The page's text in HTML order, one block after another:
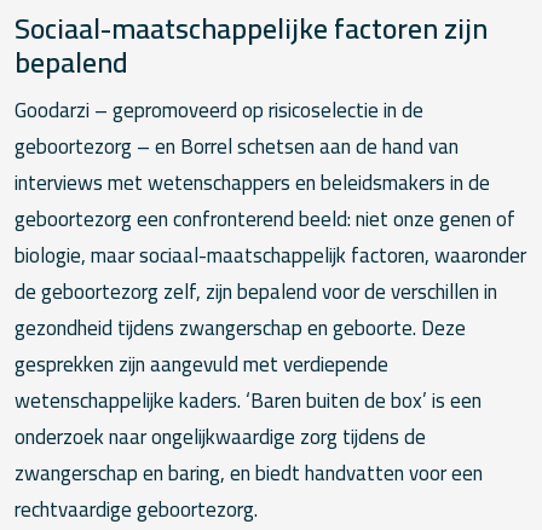
Sociaal-maatschappelijke factoren zijn
bepalend
Goodarzi – gepromoveerd op risicoselectie in de
geboortezorg – en Borrel schetsen aan de hand van
interviews met wetenschappers en beleidsmakers in de
geboortezorg een confronterend beeld: niet onze genen of
biologie, maar sociaal-maatschappelijk factoren, waaronder
de geboortezorg zelf, zijn bepalend voor de verschillen in
gezondheid tijdens zwangerschap en geboorte. Deze
gesprekken zijn aangevuld met verdiepende
wetenschappelijke kaders. ‘Baren buiten de box’ is een
onderzoek naar ongelijkwaardige zorg tijdens de
zwangerschap en baring, en biedt handvatten voor een
rechtvaardige geboortezorg.